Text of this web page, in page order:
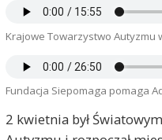
Krajowe Towarzystwo Autyzmu
Fundacja Siepomaga pomaga
2 kwietnia był